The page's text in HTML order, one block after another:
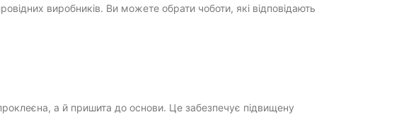
виробників. Ви можете обрати чоботи, які відповідають
а й пришита до основи. Це забезпечує підвищену